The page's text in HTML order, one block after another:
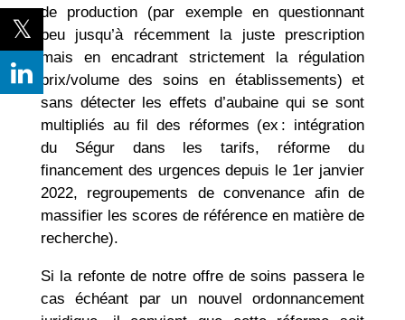
de production (par exemple en questionnant
peu jusqu’à récemment la juste prescription
mais en encadrant strictement la régulation
prix/volume des soins en établissements) et
sans détecter les effets d’aubaine qui se sont
multipliés au fil des réformes (ex : intégration
du Ségur dans les tarifs, réforme du
financement des urgences depuis le 1er janvier
2022, regroupements de convenance afin de
massifier les scores de référence en matière de
recherche).
Si la refonte de notre offre de soins passera le
cas échéant par un nouvel ordonnancement